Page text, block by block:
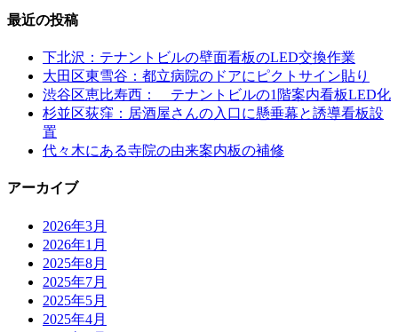
最近の投稿
下北沢：テナントビルの壁面看板のLED交換作業
大田区東雪谷：都立病院のドアにピクトサイン貼り
渋谷区恵比寿西： テナントビルの1階案内看板LED化
杉並区荻窪：居酒屋さんの入口に懸垂幕と誘導看板設
置
代々木にある寺院の由来案内板の補修
アーカイブ
2026年3月
2026年1月
2025年8月
2025年7月
2025年5月
2025年4月